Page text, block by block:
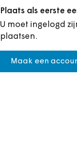
Plaats als eerste
U moet ingelogd
plaatsen.
Maak een